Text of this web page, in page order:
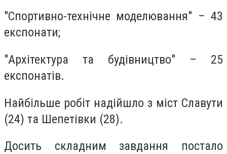
"Спортивно-технічне моделювання" – 43
експонати;
"Архітектура та будівництво" – 25
експонатів.
Найбільше робіт надійшло з міст Славути
(24) та Шепетівки (28).
Досить складним завдання постало